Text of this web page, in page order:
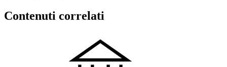
Contenuti correlati